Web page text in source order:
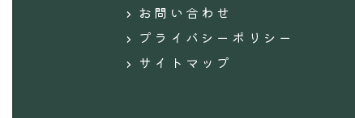
お問い合わせ
プライバシーポリシー
サイトマップ